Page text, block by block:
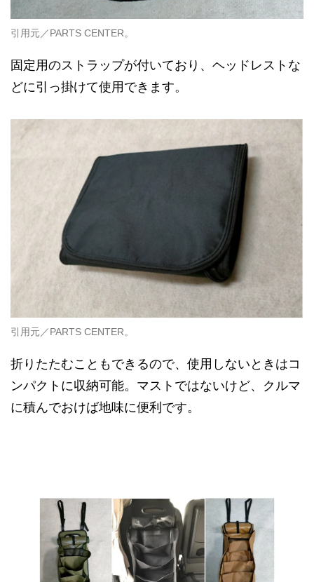
引用元／PARTS CENTER。
固定用のストラップが付いており、ヘッドレストな
どに引っ掛けて使用できます。
引用元／PARTS CENTER。
折りたたむこともできるので、使用しないときはコ
ンパクトに収納可能。マストではないけど、クルマ
に積んでおけば地味に便利です。